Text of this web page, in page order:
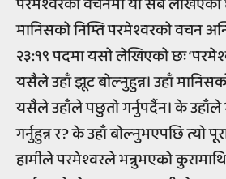
मानिसको निम्ति परमेश्वरको वचन
२३:१९ पदमा यसो लेखिएको छः
यसैले उहाँ झूट बोल्नुहुन्न। उहाँ
यसैले उहाँले पछुतो गर्नुपर्दैन। के
गर्नुहुन्न र? के उहाँ बोल्नुभएपछि त्यो
हामीले परमेश्वरले भन्नुभएको कुरामाथि